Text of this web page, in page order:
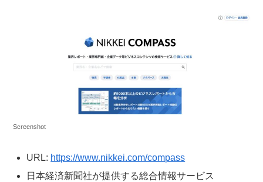
Screenshot
URL: https://www.nikkei.com/compass
日本経済新聞社が提供する総合情報サービス